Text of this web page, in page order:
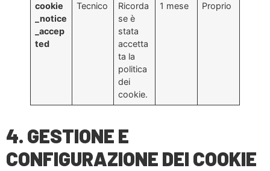
cookie
_notice
_accep
ted
Tecnico
Ricorda
se è
stata
accetta
ta la
politica
dei
cookie.
1 mese Proprio
4. GESTIONE E
CONFIGURAZIONE DEI COOKIE